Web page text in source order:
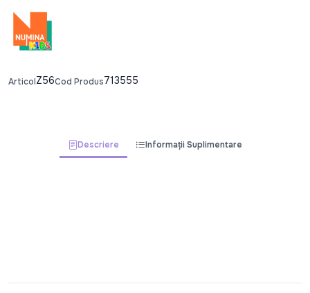
ArticolZ56Cod Produs713555
Descriere Informații Suplimentare